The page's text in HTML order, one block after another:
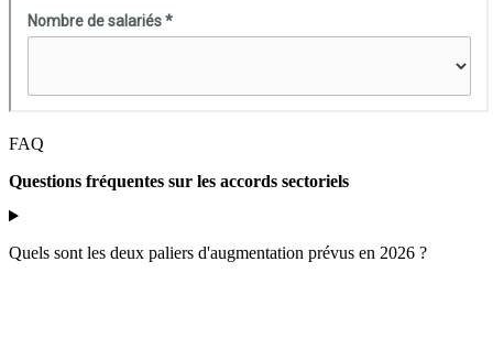
FAQ
Questions fréquentes sur les accords sectoriels
Quels sont les deux paliers d'augmentation prévus en 2026 ?